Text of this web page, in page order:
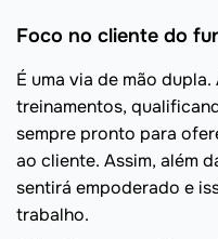
Foco no cliente do
É uma via de mão
treinamentos,
sempre pronto para
ao cliente. Assim, além
sentirá empoderado e
trabalho.